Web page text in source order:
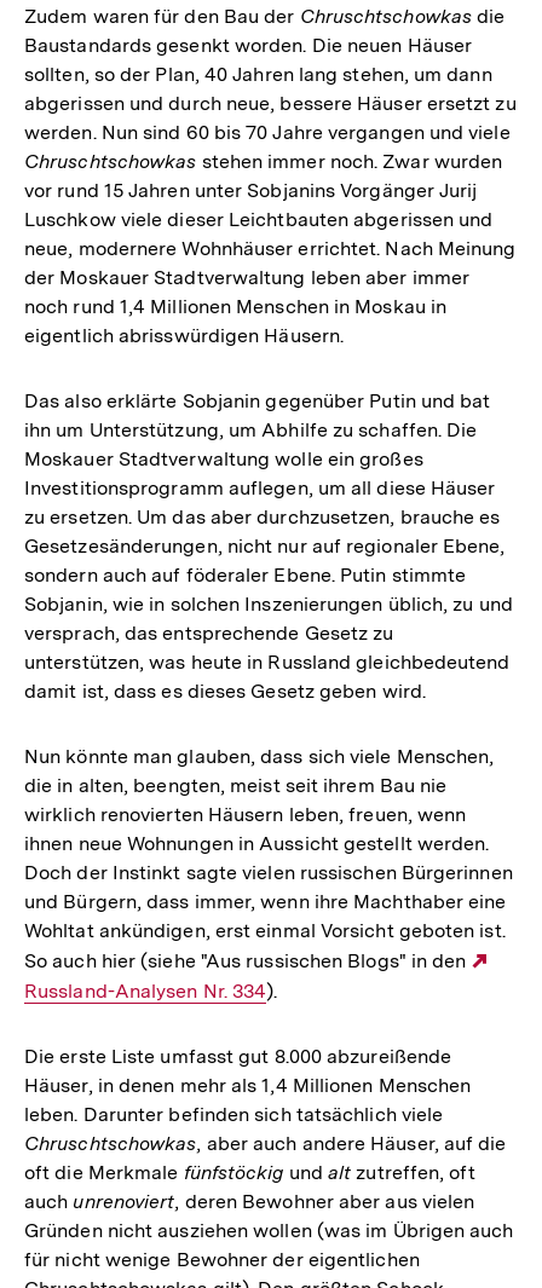
Zudem waren für den Bau der Chruschtschowkasdie
Baustandards gesenkt worden. Die neuen Häuser
sollten, so der Plan, 40 Jahren lang stehen, um dann
abgerissen und durch neue, bessere Häuser ersetzt zu
werden. Nun sind 60 bis 70 Jahre vergangen und viele
Chruschtschowkas stehen immer noch. Zwar wurden
vor rund 15 Jahren unter Sobjanins Vorgänger Jurij
Luschkow viele dieser Leichtbauten abgerissen und
neue, modernere Wohnhäuser errichtet. Nach Meinung
der Moskauer Stadtverwaltung leben aber immer
noch rund 1,4 Millionen Menschen in Moskau in
eigentlich abrisswürdigen Häusern.
Das also erklärte Sobjanin gegenüber Putin und bat
ihn um Unterstützung, um Abhilfe zu schaffen. Die
Moskauer Stadtverwaltung wolle ein großes
Investitionsprogramm auflegen, um all diese Häuser
zu ersetzen. Um das aber durchzusetzen, brauche es
Gesetzesänderungen, nicht nur auf regionaler Ebene,
sondern auch auf föderaler Ebene. Putin stimmte
Sobjanin, wie in solchen Inszenierungen üblich, zu und
versprach, das entsprechende Gesetz zu
unterstützen, was heute in Russland gleichbedeutend
damit ist, dass es dieses Gesetz geben wird.
Nun könnte man glauben, dass sich viele Menschen,
die in alten, beengten, meist seit ihrem Bau nie
wirklich renovierten Häusern leben, freuen, wenn
ihnen neue Wohnungen in Aussicht gestellt werden.
Doch der Instinkt sagte vielen russischen Bürgerinnen
und Bürgern, dass immer, wenn ihre Machthaber eine
Wohltat ankündigen, erst einmal Vorsicht geboten ist.
So auch hier (siehe "Aus russischen Blogs" in den
Russland-Analysen Nr. 334).
Die erste Liste umfasst gut 8.000 abzureißende
Häuser, in denen mehr als 1,4 Millionen Menschen
leben. Darunter befinden sich tatsächlich viele
Chruschtschowkas, aber auch andere Häuser, auf die
oft die Merkmale fünfstöckig und alt zutreffen, oft
auch unrenoviert, deren Bewohner aber aus vielen
Gründen nicht ausziehen wollen (was im Übrigen auch
für nicht wenige Bewohner der eigentlichen